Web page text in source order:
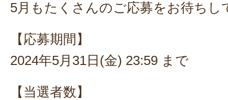
5月もたくさんのご応募をお待ちし
【応募期間】
2024年5月31日(金) 23:59 まで
【当選者数】